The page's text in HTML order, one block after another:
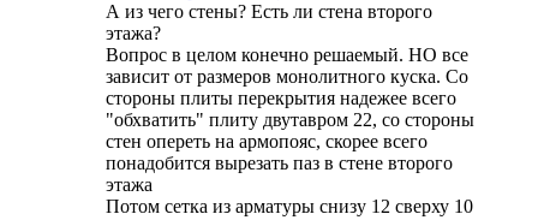
А из чего стены? Есть ли стена второго
этажа?
Вопрос в целом конечно решаемый. НО все
зависит от размеров монолитного куска. Со
стороны плиты перекрытия надежее всего
"обхватить" плиту двутавром 22, со стороны
стен опереть на армопояс, скорее всего
понадобится вырезать паз в стене второго
этажа
Потом сетка из арматуры снизу 12 сверху 10